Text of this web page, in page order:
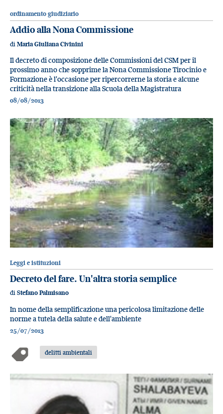
ordinamento giudiziario
Addio alla Nona Commissione
di Maria Giuliana Civinini
Il decreto di composizione delle Commissioni del CSM per il
prossimo anno che sopprime la Nona Commissione Tirocinio e
Formazione è l'occasione per ripercorrerne la storia e alcune
criticità nella transizione alla Scuola della Magistratura
08/08/2013
Leggi e istituzioni
Decreto del fare. Un'altra storia semplice
di Stefano Palmisano
In nome della semplificazione una pericolosa limitazione delle
norme a tutela della salute e dell'ambiente
25/07/2013
delitti ambientali